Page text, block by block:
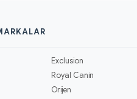
Exclusion
Royal Canin
Orijen